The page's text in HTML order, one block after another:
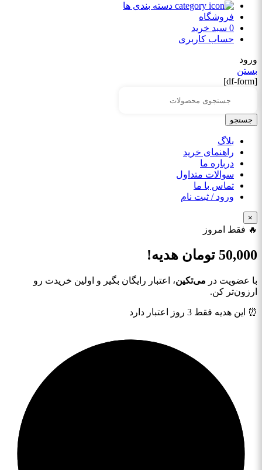
دسته بندی ها
فروشگاه
0 سبد خرید
حساب کاربری
ورود
بستن
[df-form]
جستجو
بلاگ
راهنمای خرید
درباره ما
سوالات متداول
تماس با ما
ورود / ثبت نام
×
🔥 فقط امروز
50,000 تومان هدیه!
با عضویت در می‌تکین، اعتبار رایگان بگیر و اولین خریدت رو
ارزون‌تر کن.
⏰ این هدیه فقط 3 روز اعتبار دارد